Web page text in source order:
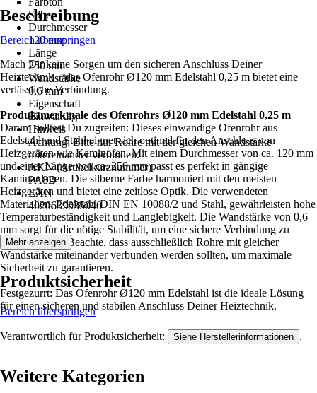
Silber
Durchmesser
120 mm
Länge
250 mm
Wandstärke
0,6 mm
Eigenschaft
Einwandig
Hinweis
Achtung: Bitte nur Rohre mit der gleichen Wandstärke
untereinander verbinden.
AKN (Artikelkurznummer)
PA8D
EAN
4020639035040
Beschreibung
Bereich überspringen
Mach Dir keine Sorgen um den sicheren Anschluss Deiner
Heiztechnik – das Ofenrohr Ø120 mm Edelstahl 0,25 m bietet eine
verlässliche Verbindung.
Produktmerkmale des Ofenrohrs Ø120 mm Edelstahl 0,25 m
Darum solltest Du zugreifen: Dieses einwandige Ofenrohr aus
Edelstahl und Stahl eignet sich optimal für den Anschluss von
Heizgeräten wie Kaminöfen. Mit einem Durchmesser von ca. 120 mm
und einer Länge von ca. 250 mm passt es perfekt in gängige
Kaminanlagen. Die silberne Farbe harmoniert mit den meisten
Heizgeräten und bietet eine zeitlose Optik. Die verwendeten
Materialien, Edelstahl DIN EN 10088/2 und Stahl, gewährleisten hohe
Temperaturbeständigkeit und Langlebigkeit. Die Wandstärke von 0,6
mm sorgt für die nötige Stabilität, um eine sichere Verbindung zu
gewährleisten. Beachte, dass ausschließlich Rohre mit gleicher
Wandstärke miteinander verbunden werden sollten, um maximale
Sicherheit zu garantieren.
Festgezurrt: Das Ofenrohr Ø120 mm Edelstahl ist die ideale Lösung
für einen sicheren und stabilen Anschluss Deiner Heiztechnik.
Mehr anzeigen
Produktsicherheit
Bereich überspringen
Verantwortlich für Produktsicherheit: Siehe Herstellerinformationen .
Weitere Kategorien